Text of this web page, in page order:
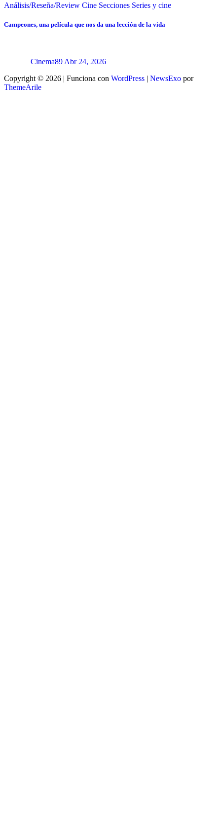
Análisis/Reseña/Review Cine Secciones Series y cine
Campeones, una película que nos da una lección de la vida
Cinema89 Abr 24, 2026
Copyright © 2026 | Funciona con WordPress | NewsExo por
ThemeArile